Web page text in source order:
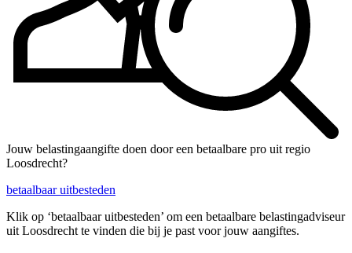
Jouw belastingaangifte doen door een betaalbare pro uit regio
Loosdrecht?
betaalbaar uitbesteden
Klik op ‘betaalbaar uitbesteden’ om een betaalbare belastingadviseur
uit Loosdrecht te vinden die bij je past voor jouw aangiftes.